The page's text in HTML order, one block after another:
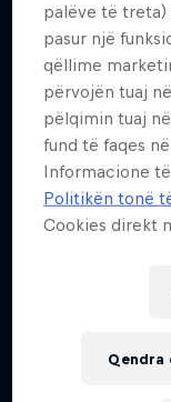
Urban
palëve të
pasur një
qëllime
përvojën tuaj
pëlqimin tuaj
fund të faqes
Informacione
Politikën tonë
Cookies direkt
Qendra